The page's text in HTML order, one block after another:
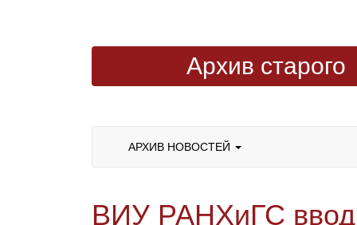
Архив старого
АРХИВ НОВОСТЕЙ
ВИУ РАНХиГС